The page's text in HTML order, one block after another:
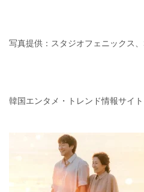
写真提供：スタジオフェニックス
韓国エンタメ・トレンド情報サイ